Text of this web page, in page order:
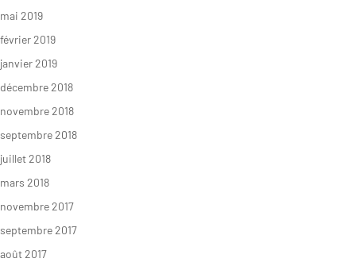
mai 2019
février 2019
janvier 2019
décembre 2018
novembre 2018
septembre 2018
juillet 2018
mars 2018
novembre 2017
septembre 2017
août 2017